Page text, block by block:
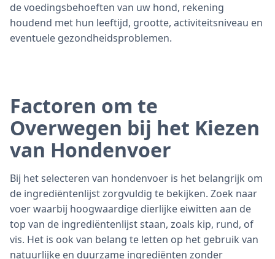
de voedingsbehoeften van uw hond, rekening
houdend met hun leeftijd, grootte, activiteitsniveau en
eventuele gezondheidsproblemen.
Factoren om te
Overwegen bij het Kiezen
van Hondenvoer
Bij het selecteren van hondenvoer is het belangrijk om
de ingrediëntenlijst zorgvuldig te bekijken. Zoek naar
voer waarbij hoogwaardige dierlijke eiwitten aan de
top van de ingrediëntenlijst staan, zoals kip, rund, of
vis. Het is ook van belang te letten op het gebruik van
natuurlijke en duurzame ingrediënten zonder